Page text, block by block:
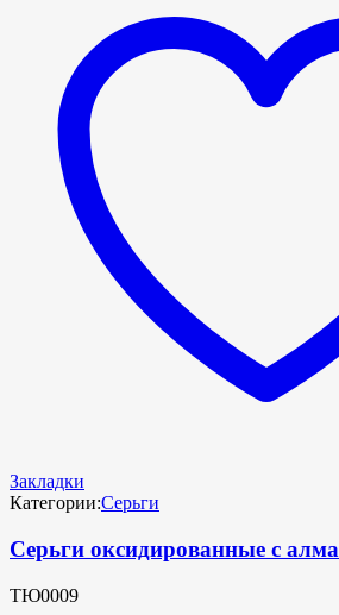
Закладки
Категории:Серьги
Серьги оксидированные с
ТЮ0009